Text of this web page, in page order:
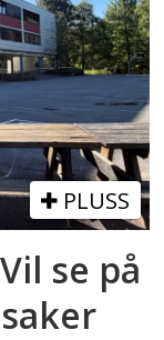
PLUSS
se på